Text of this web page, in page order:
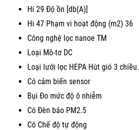
Hi 29 Độ ồn [db(A)]
Hi 47 Phạm vi hoạt động (m2) 36
Công nghệ lọc nanoe TM
Loại Mô-tơ DC
Loại lưới lọc HEPA Hút gió 3 chiều.
Có cảm biến sensor
Bụi Đo mức độ ô nhiễm
Có Đèn báo PM2.5
Có Chế độ tự động